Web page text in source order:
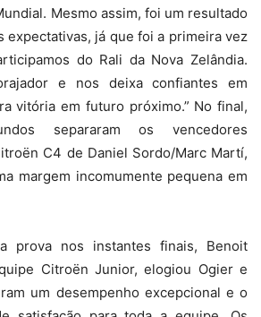
Mesmo assim, foi um resultado
expectativas, já que foi a primeira vez
do Rali da Nova Zelândia.
e nos deixa confiantes em
vitória em futuro próximo.” No final,
separaram os vencedores
C4 de Daniel Sordo/Marc Martí,
margem incomumente pequena em
prova nos instantes finais, Benoit
Citroën Junior, elogiou Ogier e
um desempenho excepcional e o